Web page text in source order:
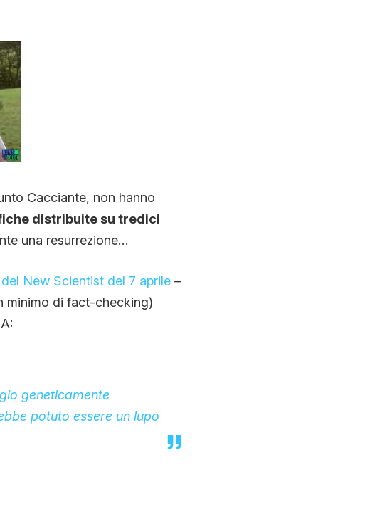
Cacciante, non hanno
distribuite su tredici
una resurrezione…
New Scientist del 7 aprile–
minimo di fact-checking)
geneticamente
potuto essere un lupo